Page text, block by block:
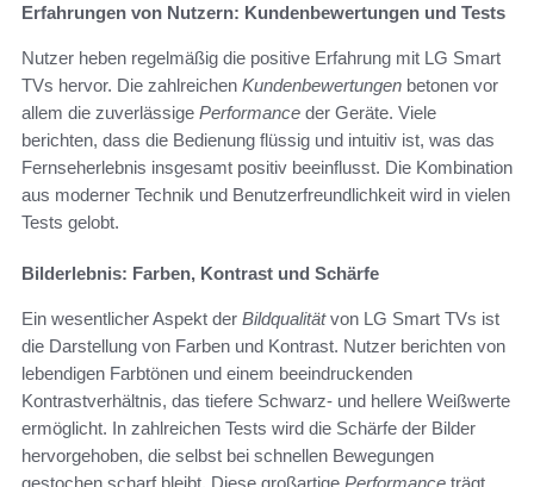
Erfahrungen von Nutzern: Kundenbewertungen und Tests
Nutzer heben regelmäßig die positive Erfahrung mit LG Smart
TVs hervor. Die zahlreichen Kundenbewertungen betonen vor
allem die zuverlässige Performance der Geräte. Viele
berichten, dass die Bedienung flüssig und intuitiv ist, was das
Fernseherlebnis insgesamt positiv beeinflusst. Die Kombination
aus moderner Technik und Benutzerfreundlichkeit wird in vielen
Tests gelobt.
Bilderlebnis: Farben, Kontrast und Schärfe
Ein wesentlicher Aspekt der Bildqualitätvon LG Smart TVs ist
die Darstellung von Farben und Kontrast. Nutzer berichten von
lebendigen Farbtönen und einem beeindruckenden
Kontrastverhältnis, das tiefere Schwarz- und hellere Weißwerte
ermöglicht. In zahlreichen Tests wird die Schärfe der Bilder
hervorgehoben, die selbst bei schnellen Bewegungen
gestochen scharf bleibt. Diese großartige Performance trägt